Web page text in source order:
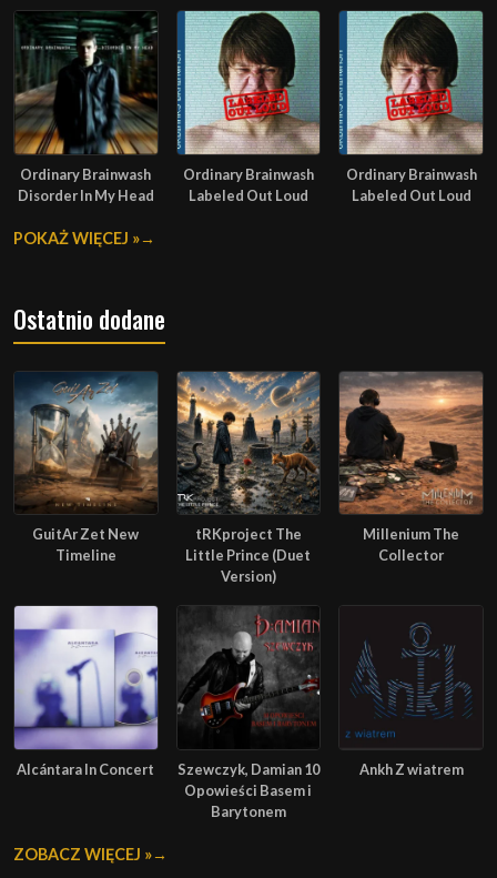
Ordinary Brainwash
Disorder In My Head
Ordinary Brainwash
Labeled Out Loud
Ordinary Brainwash
Labeled Out Loud
POKAŻ WIĘCEJ »
Ostatnio dodane
GuitAr Zet New
Timeline
tRKproject The
Little Prince (Duet
Version)
Millenium The
Collector
Alcántara In Concert
Szewczyk, Damian 10
Opowieści Basem i
Barytonem
Ankh Z wiatrem
ZOBACZ WIĘCEJ »